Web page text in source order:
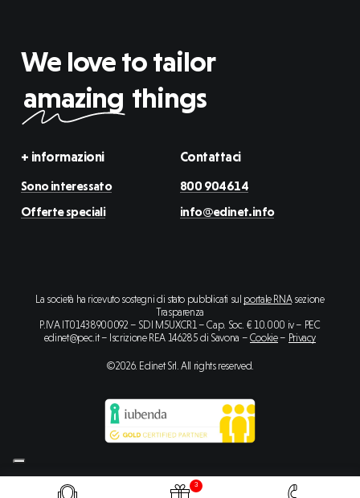
3
We love to tailor
amazing things
+ informazioni
Sono interessato
Offerte speciali
Contattaci
800 904614
info@edinet.info
La società ha ricevuto sostegni di stato pubblicati sul portale RNAsezione
Trasparenza
P.IVA IT01438900092 – SDI M5UXCR1 – Cap. Soc. € 10.000 iv – PEC
edinet@pec.it – Iscrizione REA 146285 di Savona – Cookie– Privacy
©2026. Edinet Srl. All rights reserved.